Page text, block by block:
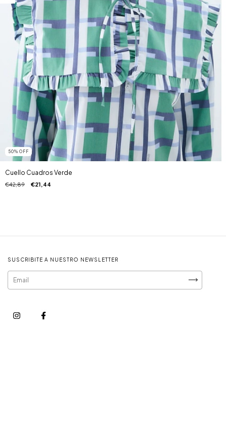
50% OFF
Cuello Cuadros Verde
€42,89 €21,44
SUSCRIBITE A NUESTRO NEWSLETTER